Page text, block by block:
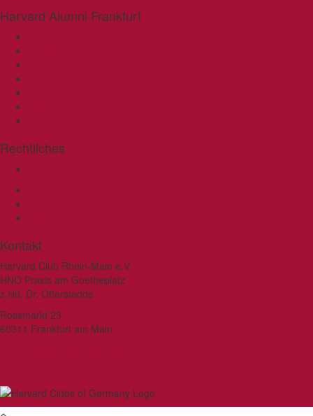
Harvard Alumni Frankfurt
Rechtliches
Kontakt
Harvard Club Rhein-Main e.V.
HNO Praxis am Goetheplatz
z.Hd. Dr. Otterstedde
Rossmarkt 23
60311 Frankfurt am Main